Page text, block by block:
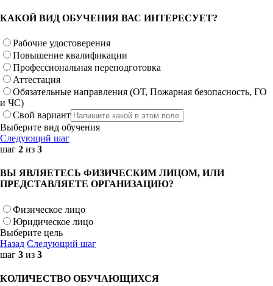
КАКОЙ ВИД ОБУЧЕНИЯ ВАС ИНТЕРЕСУЕТ?
Рабочие удостоверения
Повышение квалификации
Профессиональная переподготовка
Аттестация
Обязательные направления (ОТ, Пожарная безопасность, ГО
и ЧС)
Свой вариант
Выберите вид обучения
Следующий шаг
шаг 2 из 3
ВЫ ЯВЛЯЕТЕСЬ ФИЗИЧЕСКИМ ЛИЦОМ, ИЛИ
ПРЕДСТАВЛЯЕТЕ ОРГАНИЗАЦИЮ?
Физическое лицо
Юридическое лицо
Выберите цель
Назад Следующий шаг
шаг 3 из 3
КОЛИЧЕСТВО ОБУЧАЮЩИХСЯ